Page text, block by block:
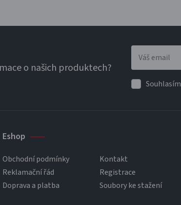
o našich produktech?
Eshop
Obchodní podmínky
Kontakt
Reklamační řád
Registrace
Doprava a platba
Soubory ke stažení